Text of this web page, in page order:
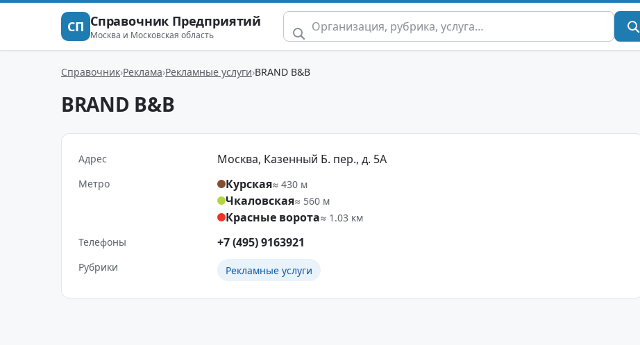
СП Справочник Предприятий
Москва и Московская область
Справочник Реклама Рекламные услуги BRAND B&B
BRAND B&B
Адрес Москва, Казенный Б. пер., д. 5А
Метро Курская≈ 430 м
Чкаловская≈ 560 м
Красные ворота≈ 1.03 км
Телефоны
+7 (495) 9163921
Рубрики Рекламные услуги